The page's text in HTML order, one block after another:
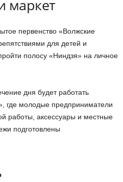
маркет
первенство «Волжские
для детей и
полосу «Ниндзя» на личное
дня будет работать
где молодые предприниматели
работы, аксессуары и местные
подготовлены